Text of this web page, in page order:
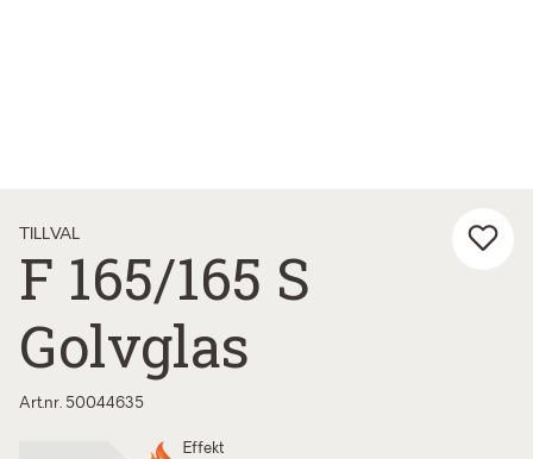
TILLVAL
F 165/165 S
Golvglas
Art.nr. 50044635
Effekt